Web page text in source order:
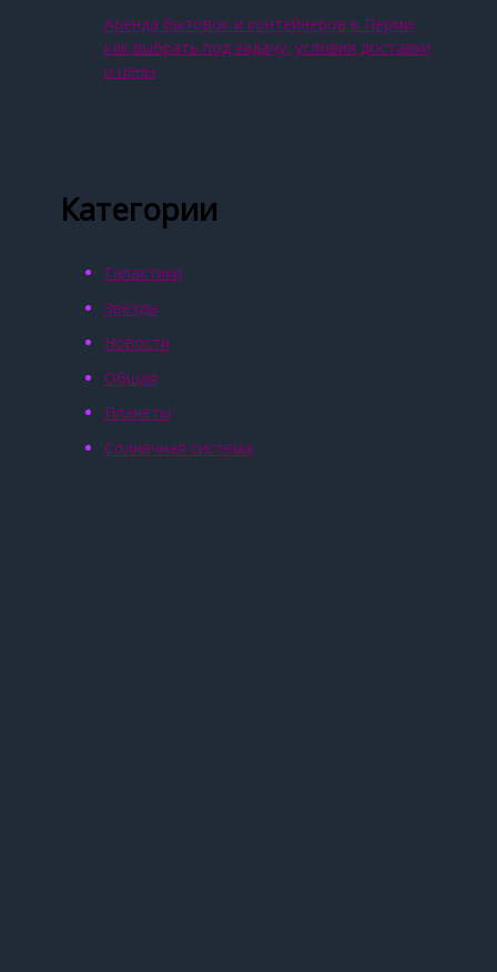
Аренда бытовок и контейнеров в Перми:
как выбрать под задачу, условия доставки
и цены
Категории
Галактики
Звёзды
Новости
Общая
Планеты
Солнечная система